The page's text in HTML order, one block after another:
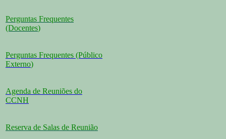
Perguntas Frequentes
(Docentes)
Perguntas Frequentes (Público
Externo)
Agenda de Reuniões do
CCNH
Reserva de Salas de Reunião